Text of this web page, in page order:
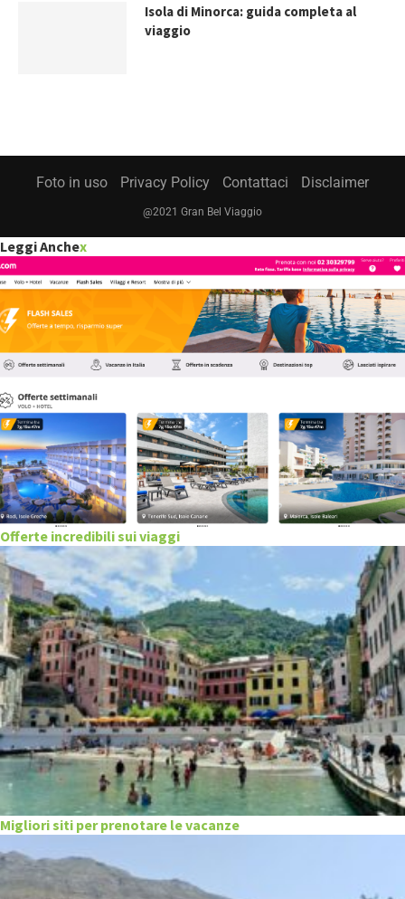
Isola di Minorca: guida completa al
viaggio
Foto in uso Privacy Policy Contattaci Disclaimer
@2021 Gran Bel Viaggio
Leggi Anchex
Offerte incredibili sui viaggi
Migliori siti per prenotare le vacanze